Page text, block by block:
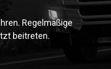
Regelmäßige
beitreten.